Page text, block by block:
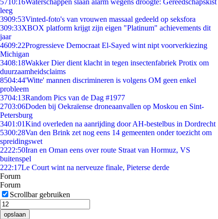
5710:16Waterschappen slaan alarm wegens droogte: Gereedschapskist
leeg
3909:53Vinted-foto's van vrouwen massaal gedeeld op seksfora
309:33XBOX platform krijgt zijn eigen "Platinum" achievements dit
jaar
4609:22Progressieve Democraat El-Sayed wint nipt voorverkiezing
Michigan
3408:18Wakker Dier dient klacht in tegen insectenfabriek Protix om
duurzaamheidsclaims
8504:44'Witte' mannen discrimineren is volgens OM geen enkel
probleem
3704:13Random Pics van de Dag #1977
2703:06Doden bij Oekraïense droneaanvallen op Moskou en Sint-
Petersburg
3401:01Kind overleden na aanrijding door AH-bestelbus in Dordrecht
5300:28Van den Brink zet nog eens 14 gemeenten onder toezicht om
spreidingswet
2222:50Iran en Oman eens over route Straat van Hormuz, VS
buitenspel
222:17Le Court wint na nerveuze finale, Pieterse derde
Forum
Forum
Scrollbar gebruiken
opslaan